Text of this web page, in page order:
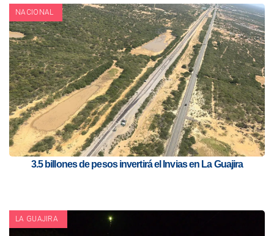
NACIONAL
3.5 billones de pesos invertirá el Invias en La Guajira
LA GUAJIRA